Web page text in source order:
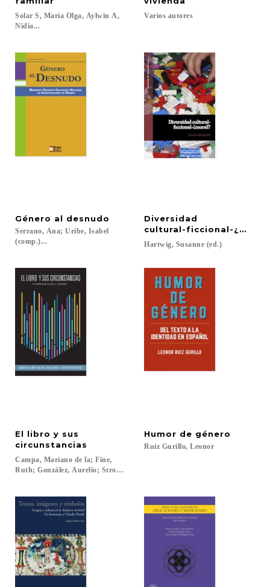
Solar S, Maria Olga, Aylwin A,
Nidia...
Varios autores
Género al desnudo
Serrano, Ana; Uribe, Isabel
(comp.)...
Diversidad
cultural-ficcional-
Hartwig, Susanne (ed.)
El libro y sus
circunstancias
Campa, Mariano de la; Fine,
Ruth; González, Aurelio; Strosetzki, Christoph (eds.)...
Humor de género
Ruiz Gurillo, Leonor